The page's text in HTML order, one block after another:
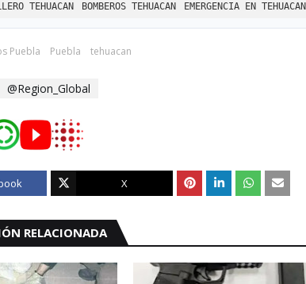
TEHUACAN BOMBEROS TEHUACAN EMERGENCIA EN TEHUACAN
Puebla Puebla tehuacan
@Region_Global
X
RELACIONADA